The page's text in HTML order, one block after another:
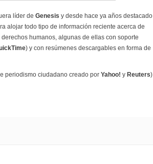
líder de Genesis y desde hace ya años destacado
alojar todo tipo de información reciente acerca de
humanos, algunas de ellas con soporte
) y con resúmenes descargables en forma de
periodismo ciudadano creado por Yahoo! y Reuters)